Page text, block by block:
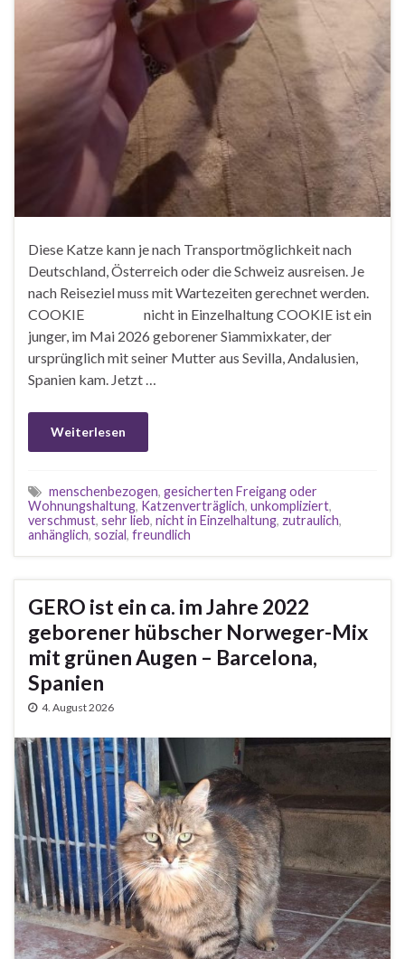
Diese Katze kann je nach Transportmöglichkeit nach
Deutschland, Österreich oder die Schweiz ausreisen. Je
nach Reiseziel muss mit Wartezeiten gerechnet werden.
COOKIE nicht in Einzelhaltung COOKIE ist ein
junger, im Mai 2026 geborener Siammixkater, der
ursprünglich mit seiner Mutter aus Sevilla, Andalusien,
Spanien kam. Jetzt …
Weiterlesen
menschenbezogen, gesicherten Freigang oder
Wohnungshaltung, Katzenverträglich, unkompliziert,
verschmust, sehr lieb, nicht in Einzelhaltung, zutraulich,
anhänglich, sozial, freundlich
GERO ist ein ca. im Jahre 2022
geborener hübscher Norweger-Mix
mit grünen Augen – Barcelona,
Spanien
4. August 2026